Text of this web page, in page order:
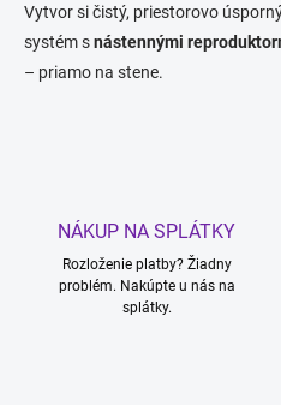
Vytvor si čistý, priestorovo
systém snástennými
– priamo na stene.
NÁKUP NA SPLÁTKY
Rozloženie platby? Žiadny
problém. Nakúpte u nás na
splátky.